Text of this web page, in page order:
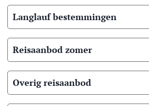
Langlauf bestemmingen
Reisaanbod zomer
Overig reisaanbod